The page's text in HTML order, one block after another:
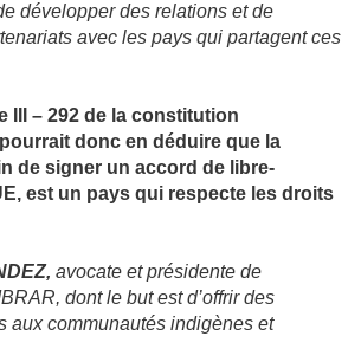
développer des relations et de
avec les pays qui partagent ces
III – 292 de la constitution
donc en déduire que la
de signer un accord de libre-
est un pays qui respecte les droits
avocate et présidente de
dont le but est d’offrir des
aux communautés indigènes et